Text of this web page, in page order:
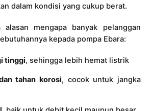
dalam kondisi yang cukup berat.
alasan mengapa banyak pelanggan
kepada pompa Ebara:
tinggi, sehingga lebih hemat listrik
tahan korosi, cocok untuk jangka